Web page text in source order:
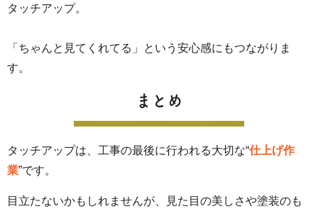
タッチアップ。
「ちゃんと見てくれてる」という安心感にもつながりま
す。
まとめ
タッチアップは、工事の最後に行われる大切な“仕上げ作
業”です。
目立たないかもしれませんが、見た目の美しさや塗装のも